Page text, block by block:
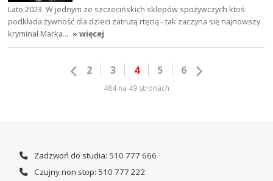
Lato 2023. W jednym ze szczecińskich sklepów spożywczych ktoś
podkłada żywność dla dzieci zatrutą rtęcią - tak zaczyna się najnowszy
kryminał Marka… » więcej
2 3 4 5 6
484 na 49 stronach
Zadzwoń do studia: 510 777 666
Czujny non stop: 510 777 222